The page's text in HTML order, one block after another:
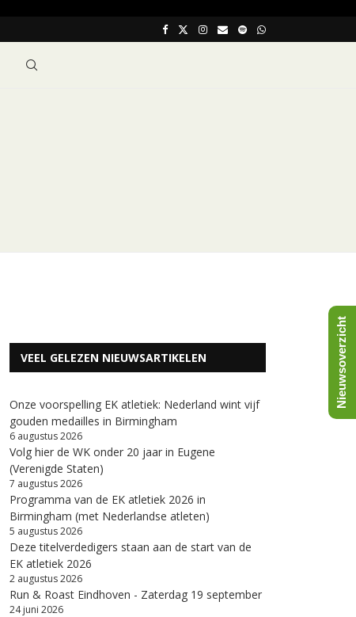
VEEL GELEZEN NIEUWSARTIKELEN
Onze voorspelling EK atletiek: Nederland wint vijf
gouden medailles in Birmingham
6 augustus 2026
Volg hier de WK onder 20 jaar in Eugene
(Verenigde Staten)
7 augustus 2026
Programma van de EK atletiek 2026 in
Birmingham (met Nederlandse atleten)
5 augustus 2026
Deze titelverdedigers staan aan de start van de
EK atletiek 2026
2 augustus 2026
Run & Roast Eindhoven - Zaterdag 19 september
24 juni 2026
Nieuwsoverzicht